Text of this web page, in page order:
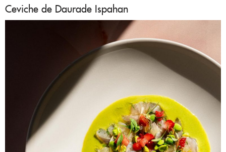
Ceviche de Daurade Ispahan